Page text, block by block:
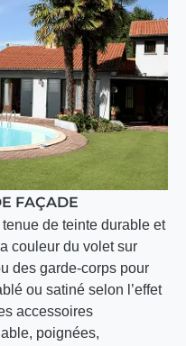
FAÇADE
tenue de teinte durable et
couleur du volet sur
des garde-corps pour
ou satiné selon l’effet
accessoires
poignées,